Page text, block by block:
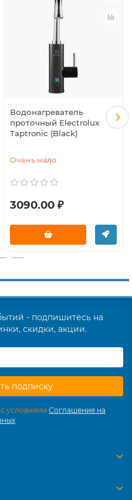
Водонагреватель
проточный Electrolux
Taptronic (Black)
Очень мало
3090.00 ₽
- подпишитесь на
скидки, акции.
подписку
условиями Соглашение на